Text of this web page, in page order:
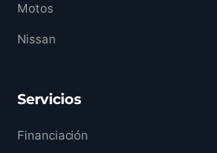
Motos
Nissan
Servicios
Financiación